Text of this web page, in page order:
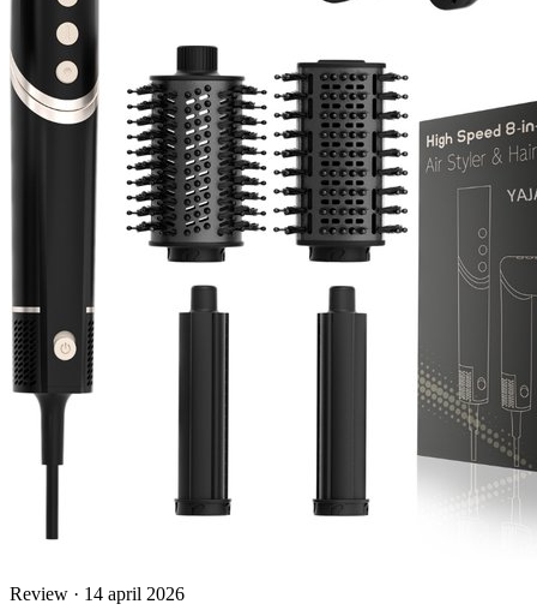
Review · 14 april 2026